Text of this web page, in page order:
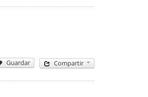
Guardar Compartir